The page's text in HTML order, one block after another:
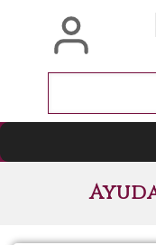
navigation